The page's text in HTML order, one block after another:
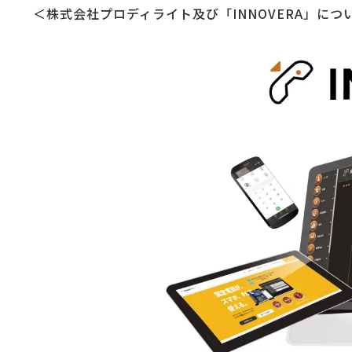
＜株式会社プロディライト及び「INNOVERA」につ